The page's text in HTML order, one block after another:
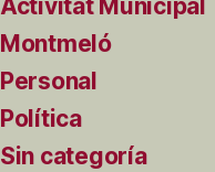
Activitat Municipal
Montmeló
Personal
Política
Sin categoría